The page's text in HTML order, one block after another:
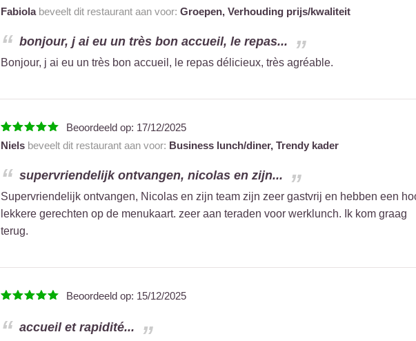
Fabiolabeveelt dit restaurant aan voor: Groepen, Verhouding prijs/kwaliteit
bonjour, j ai eu un très bon accueil, le repas...
Bonjour, j ai eu un très bon accueil, le repas délicieux, très agréable.
Beoordeeld op: 17/12/2025
Nielsbeveelt dit restaurant aan voor: Business lunch/diner, Trendy kader
supervriendelijk ontvangen, nicolas en zijn...
Supervriendelijk ontvangen, Nicolas en zijn team zijn zeer gastvrij en hebben een
lekkere gerechten op de menukaart. zeer aan teraden voor werklunch. Ik kom graag
terug.
Beoordeeld op: 15/12/2025
accueil et rapidité...